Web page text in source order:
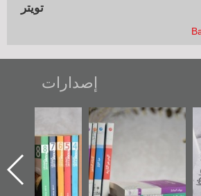
تويتر
إصدارات
تصنيف موضوعي
للوثائق البريطانية
يقدمه «مركز أوال»
في سلسلة من 5
كتب
تصدر حصاد
الساحات 2019